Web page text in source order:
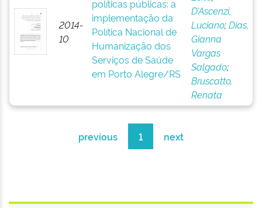
2014-
10
políticas públicas: a
implementação da
Política Nacional de
Humanização dos
Serviços de Saúde
em Porto Alegre/RS
D’Ascenzi,
Luciano;Dias,
Gianna
Vargas
Salgado;
Bruscatto,
Renata
previous 1 next